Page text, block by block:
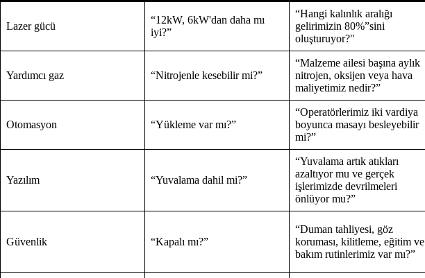
Lazer gücü
“12kW, 6kW'dan daha mı
iyi?”
“Hangi kalınlık aralığı
gelirimizin 80%”sini
oluşturuyor?"
Yardımcı gaz “Nitrojenle kesebilir mi?”
“Malzeme ailesi başına aylık
nitrojen, oksijen veya hava
maliyetimiz nedir?”
Otomasyon “Yükleme var mı?”
“Operatörlerimiz iki vardiya
boyunca masayı besleyebilir
mi?”
Yazılım “Yuvalama dahil mi?”
“Yuvalama artık atıkları
azaltıyor mu ve gerçek
işlerimizde devrilmeleri
önlüyor mu?”
Güvenlik “Kapalı mı?”
“Duman tahliyesi, göz
koruması, kilitleme, eğitim ve
bakım rutinlerimiz var mı?”